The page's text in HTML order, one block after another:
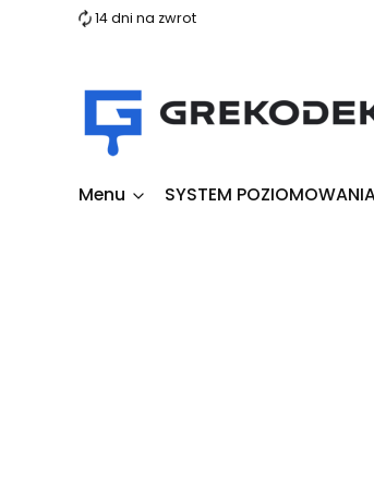
14 dni na zwrot
Menu SYSTEM